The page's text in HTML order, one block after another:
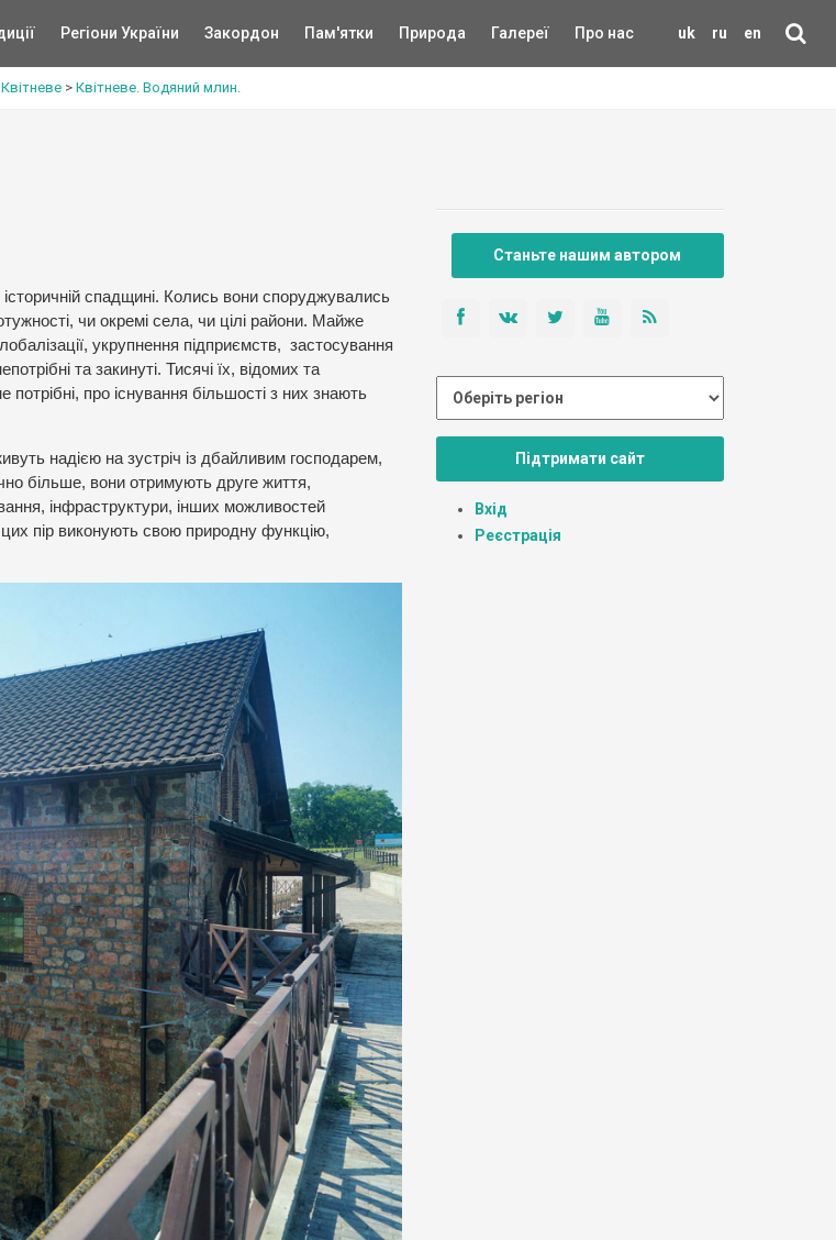
uk ru en
Регіони України Закордон Пам'ятки Природа Галереї Про нас
Квітневе > Квітневе. Водяний млин.
спадщині. Колись вони споруджувались
чи окремі села, чи цілі райони. Майже
укрупнення підприємств, застосування
та закинуті. Тисячі їх, відомих та
про існування більшості з них знають
надією на зустріч із дбайливим господарем,
більше, вони отримують друге життя,
інфраструктури, інших можливостей
пір виконують свою природну функцію,
Станьте нашим автором
Підтримати сайт
Вхід
Реєстрація